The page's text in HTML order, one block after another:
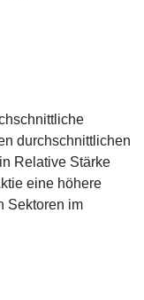
durchschnittlichen
Relative Stärke
eine höhere
Sektoren im